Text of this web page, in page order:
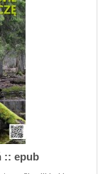
:: epub